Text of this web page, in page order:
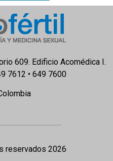
609. Edificio Acomédica I.
7612 • 649 7600
reservados 2026